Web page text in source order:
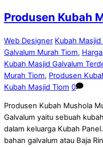
Produsen Kubah
Web Designer Kubah Masjid
Galvalum Murah Tiom,
Kubah Masjid Galvalum
Murah Tiom, Produsen
Kubah Masjid Tiom 0
Produsen Kubah Mushola
Galvalum yaitu sebuah
dalam keluarga Kubah
bahan galvalum atau Baja